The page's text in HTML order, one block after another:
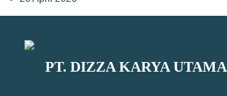
PT. DIZZA KARYA UTAMA